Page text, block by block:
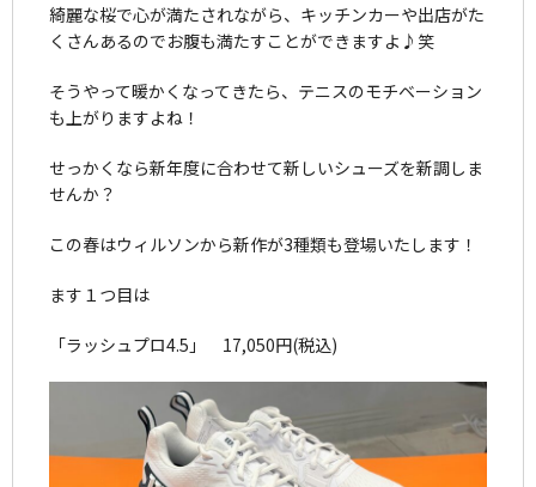
綺麗な桜で心が満たされながら、キッチンカーや出店がた
くさんあるのでお腹も満たすことができますよ♪笑
そうやって暖かくなってきたら、テニスのモチベーション
も上がりますよね！
せっかくなら新年度に合わせて新しいシューズを新調しま
せんか？
この春はウィルソンから新作が3種類も登場いたします！
ます１つ目は
「ラッシュプロ4.5」 17,050円(税込)